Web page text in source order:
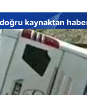
kaynaktan